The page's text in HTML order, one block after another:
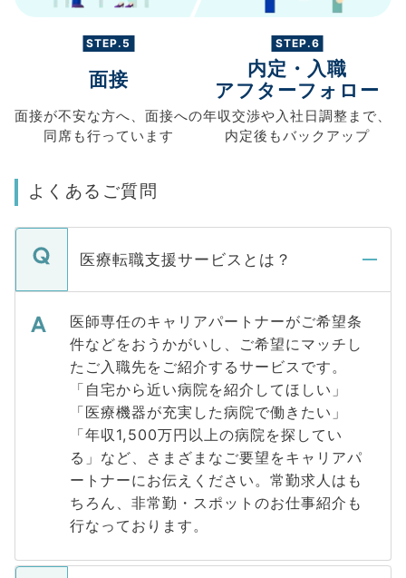
STEP.5
面接
面接が不安な方へ、 面接への
同席も行っています
STEP.6
内定・入職
アフターフォロー
年収交渉や入社日調整まで、
内定後もバックアップ
よくあるご質問
医療転職支援サービスとは？
医師専任のキャリアパートナーがご希望条
件などをおうかがいし、ご希望にマッチし
たご入職先をご紹介するサービスです。
「自宅から近い病院を紹介してほしい」
「医療機器が充実した病院で働きたい」
「年収1,500万円以上の病院を探してい
る」など、さまざまなご要望をキャリアパ
ートナーにお伝えください。常勤求人はも
ちろん、非常勤・スポットのお仕事紹介も
行なっております。